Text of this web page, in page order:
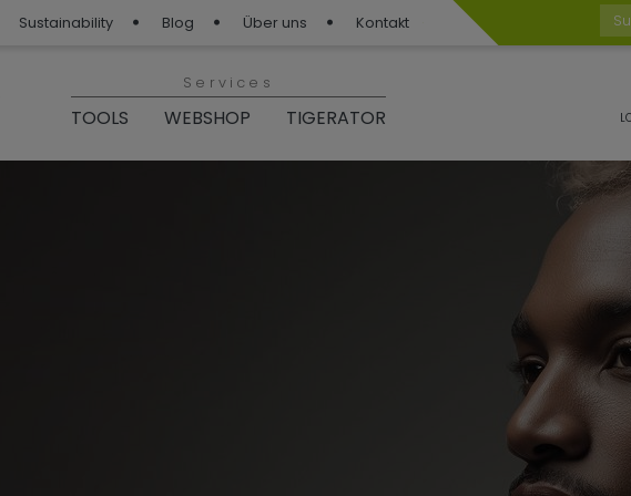
Sustainability Blog Über uns Kontakt
Services
TOOLS WEBSHOP TIGERATOR